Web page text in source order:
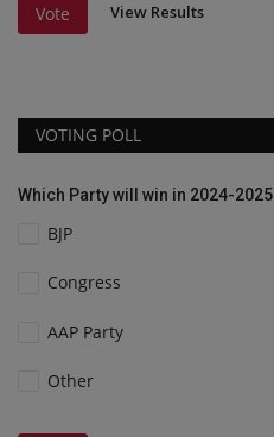
Vote View Results
VOTING POLL
Which Party will win in 2024-2025
BJP
Congress
AAP Party
Other